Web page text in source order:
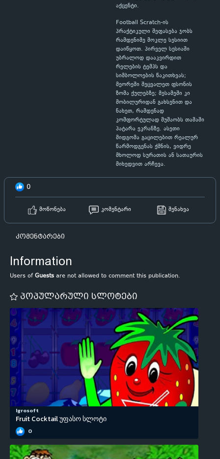
აქცენტი.
Football Scratch-ის
პრაქტიკული შეფასება ჯობს
რამდენიმე მოკლე სესიით
დაიწყოთ. პირველ სესიაში
უბრალოდ დააკვირდით
რელების ტემპს და
სიმბოლოების წაკითხვას;
მეორეში შეცვალეთ ფსონის
ზომა ქულებზე; მესამეში კი
მობილურიდან გახსენით და
ნახეთ, რამდენად
კომფორტულად მუშაობს თამაში
პატარა ეკრანზე. ასეთი
მიდგომა გაცილებით რეალურ
წარმოდგენას ქმნის, ვიდრე
მხოლოდ სურათის ან სათაურის
მიხედვით არჩევა.
0
მოწონება კომენტარი შენახვა
კომენტარები
Information
Users ofGuests are not allowed to comment this publication.
პოპულარული სლოტები
Igrosoft
Fruit Cocktail უფასო სლოტი
0